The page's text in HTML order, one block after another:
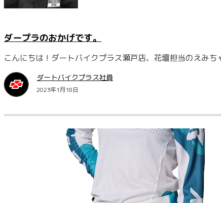
ダープラのおかげです。
こんにちは！ダートバイクプラス瀬戸店、花壇担当のえみ
ダートバイクプラス社員
2023年1月18日